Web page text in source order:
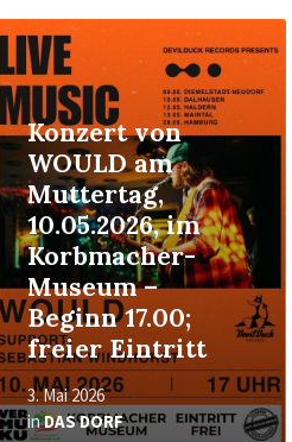
Konzert von
WOULD am
Muttertag,
10.05.2026, im
Korbmacher-
Museum –
Beginn 17.00;
freier Eintritt
3. Mai 2026
inDAS DORF
More